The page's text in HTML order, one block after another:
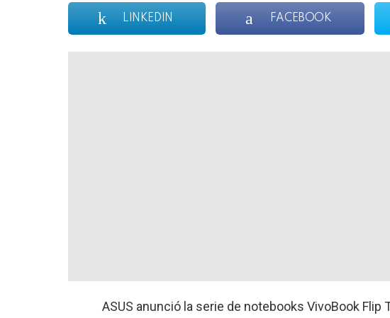
LINKEDIN FACEBOOK
ASUS anunció la serie de notebooks VivoBook Flip